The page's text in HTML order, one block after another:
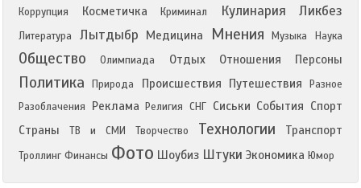
Коррупция Косметичка Криминал Кулинария Ликбез
Литература Лытдыбр Медицина Мнения Музыка Наука
Общество Олимпиада Отдых Отношения Персоны
Политика Природа Происшествия Путешествия
Разное
Разоблачения
Реклама Религия СНГ Сиськи События Спорт
Страны
ТВ и СМИ Творчество Технологии Транспорт
Троллинг Финансы Фото Шоубиз Штуки Экономика Юмор